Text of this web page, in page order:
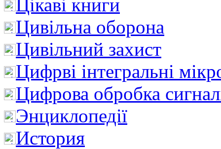
Цікаві книги
Цивільна оборона
Цивільний захист
Цифрві інтегральні
Цифрова обробка
Энциклопедії
История